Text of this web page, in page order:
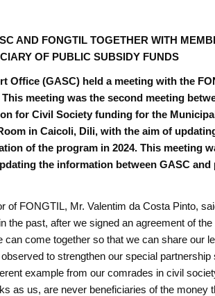
AND FONGTIL TOGETHER WITH
OF PUBLIC SUBSIDY FUNDS
Office (GASC) held a meeting with the
meeting was the second meeting
for Civil Society funding for the
in Caicoli, Dili, with the aim of
of the program in 2024. This meeting
the information between GASC and
of FONGTIL, Mr. Valentim da Costa Pinto,
the past, after we signed an agreement of
can come together so that we can share our
to strengthen our special partnership
example from our comrades in civil
as us, are never beneficiaries of the money